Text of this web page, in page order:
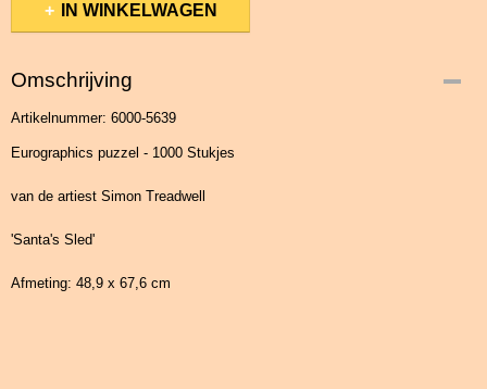
IN WINKELWAGEN
Omschrijving
Artikelnummer: 6000-5639
Eurographics puzzel - 1000 Stukjes
van de artiest Simon Treadwell
'Santa's Sled'
Afmeting: 48,9 x 67,6 cm